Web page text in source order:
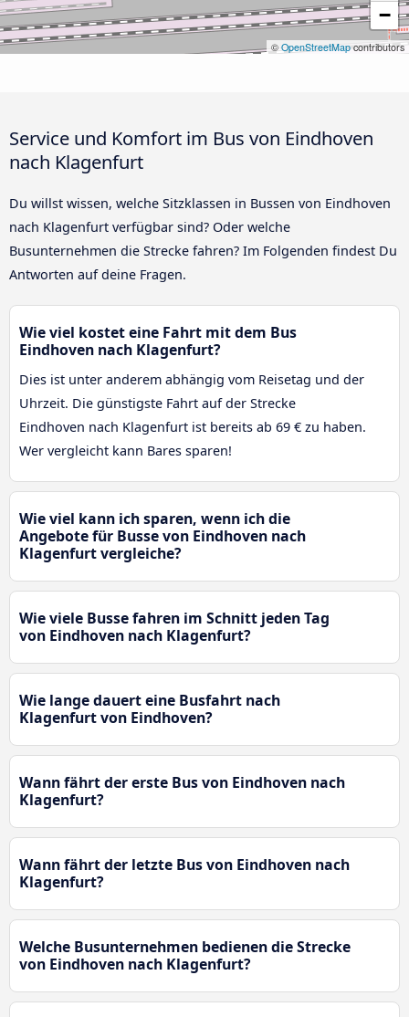
−
© OpenStreetMapcontributors
Service und Komfort im Bus von Eindhoven
nach Klagenfurt
Du willst wissen, welche Sitzklassen in Bussen von Eindhoven
nach Klagenfurt verfügbar sind? Oder welche
Busunternehmen die Strecke fahren? Im Folgenden findest Du
Antworten auf deine Fragen.
Wie viel kostet eine Fahrt mit dem Bus
Eindhoven nach Klagenfurt?
Dies ist unter anderem abhängig vom Reisetag und der
Uhrzeit. Die günstigste Fahrt auf der Strecke
Eindhoven nach Klagenfurt ist bereits ab 69 € zu haben.
Wer vergleicht kann Bares sparen!
Wie viel kann ich sparen, wenn ich die
Angebote für Busse von Eindhoven nach
Klagenfurt vergleiche?
Wie viele Busse fahren im Schnitt jeden Tag
von Eindhoven nach Klagenfurt?
Wie lange dauert eine Busfahrt nach
Klagenfurt von Eindhoven?
Wann fährt der erste Bus von Eindhoven nach
Klagenfurt?
Wann fährt der letzte Bus von Eindhoven nach
Klagenfurt?
Welche Busunternehmen bedienen die Strecke
von Eindhoven nach Klagenfurt?